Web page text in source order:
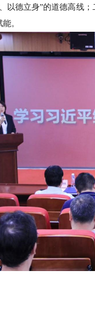
以德立身”的道德高线
。